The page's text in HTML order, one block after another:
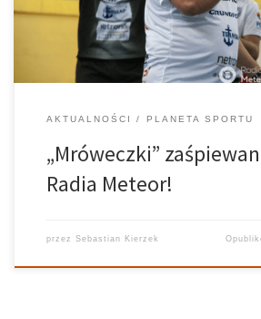
„kuchni” a nasz […]
AKTUALNOŚCI PLANETA SPORTU
„Mróweczki”
Radia Meteor!
przez Sebastian Kierzek